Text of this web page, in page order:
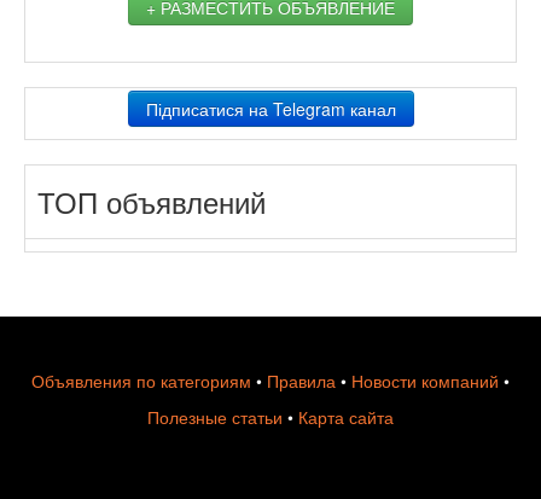
+ РАЗМЕСТИТЬ ОБЪЯВЛЕНИЕ
Підписатися на Telegram канал
ТОП объявлений
Объявления по категориям • Правила • Новости компаний •
Полезные статьи • Карта сайта